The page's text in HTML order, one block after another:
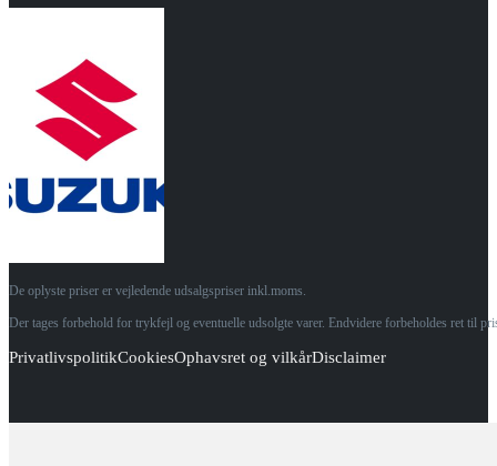
De oplyste priser er vejledende udsalgspriser inkl.moms.
Der tages forbehold for trykfejl og eventuelle udsolgte varer. Endvidere forbeholdes ret til
PrivatlivspolitikCookiesOphavsret og vilkårDisclaimer